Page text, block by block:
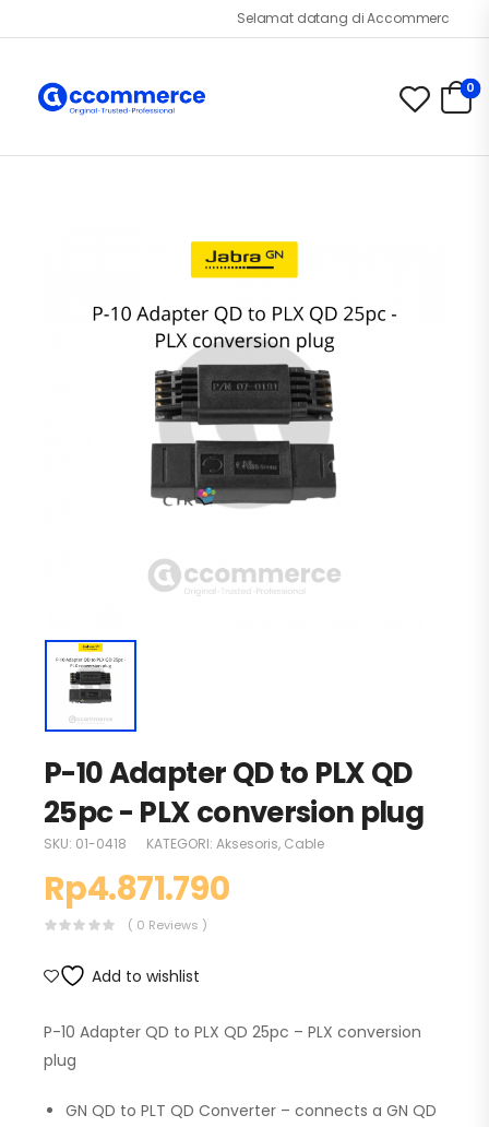
Selamat datang di Accommerce.id!
0
P-10 Adapter QD to PLX QD
25pc - PLX conversion plug
SKU: 01-0418 KATEGORI: Aksesoris, Cable
Rp4.871.790
( 0 Reviews )
Add to wishlist
P-10 Adapter QD to PLX QD 25pc – PLX conversion
plug
GN QD to PLT QD Converter – connects a GN QD